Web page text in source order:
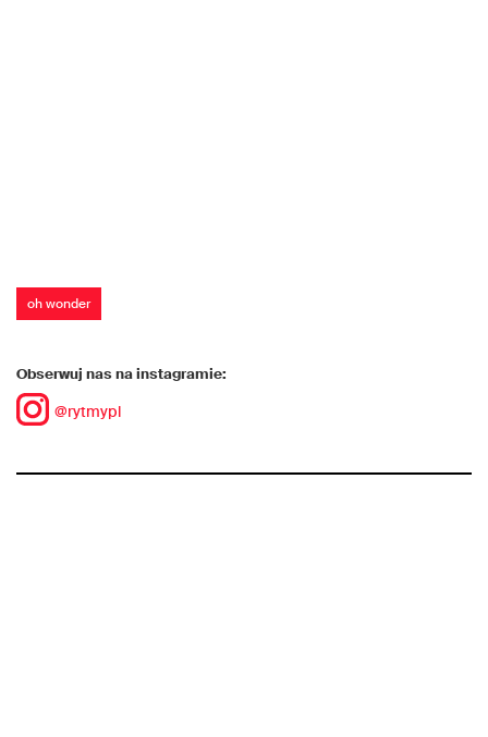
oh wonder
Obserwuj nas na instagramie:
@rytmypl